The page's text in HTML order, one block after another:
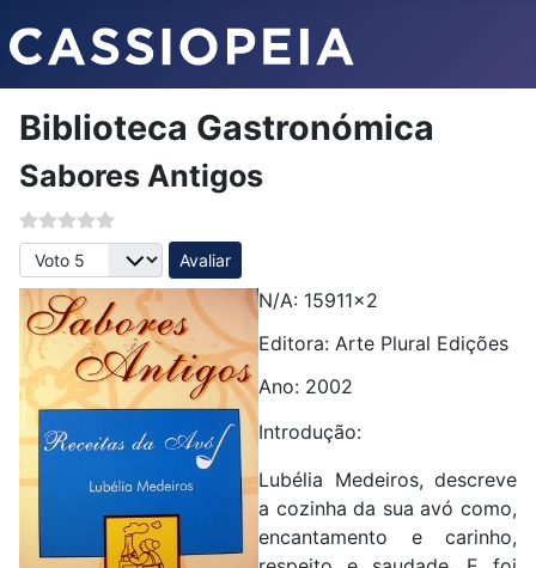
Biblioteca Gastronómica
Sabores Antigos
Avalie, por favor
N/A: 15911x2
Editora: Arte Plural Edições
Ano: 2002
Introdução:
Lubélia Medeiros, descreve
a cozinha da sua avó como,
encantamento e carinho,